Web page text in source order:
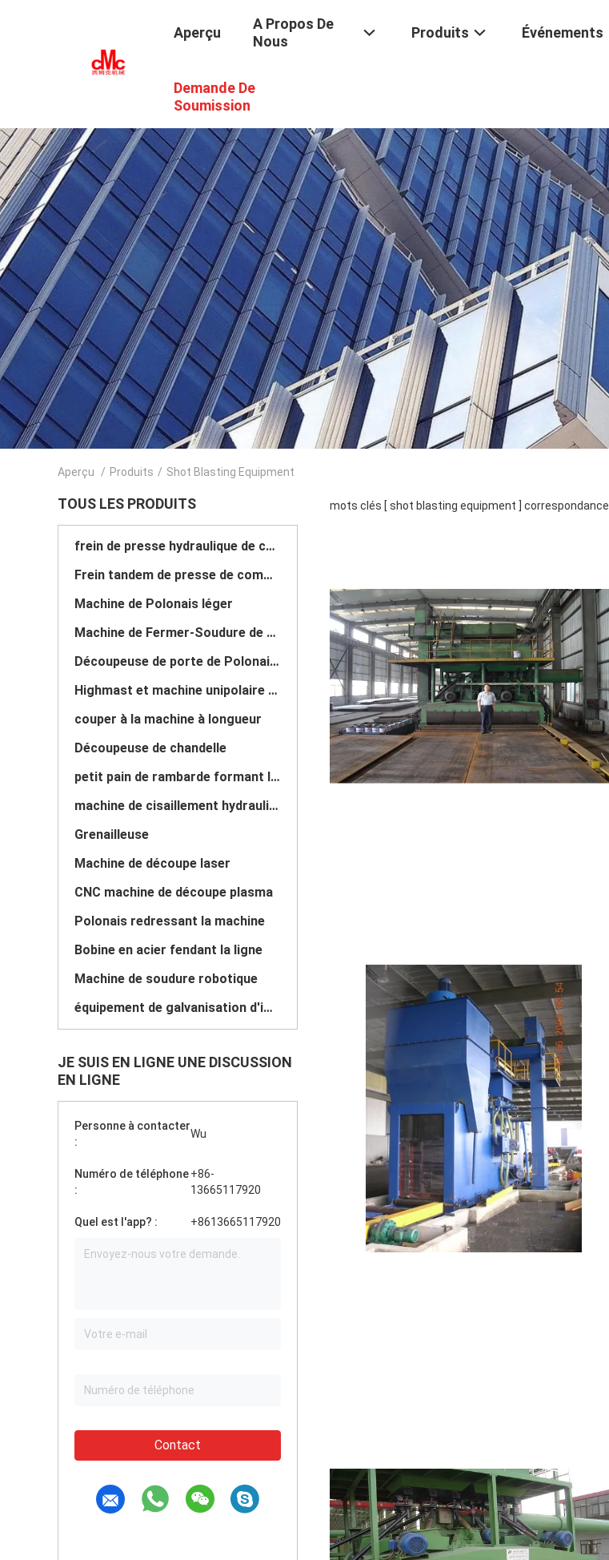
Aperçu
A Propos De
Nous
Produits Événements
Demande De
Soumission
Aperçu / Produits / Shot Blasting Equipment
TOUS LES PRODUITS
frein de presse hydraulique de commande numérique par ordinateur
Frein tandem de presse de commande numérique par ordinateur
Machine de Polonais léger
Machine de Fermer-Soudure de Polonais léger
Découpeuse de porte de Polonais léger
Highmast et machine unipolaire de soudure continue
couper à la machine à longueur
Découpeuse de chandelle
petit pain de rambarde formant la machine
machine de cisaillement hydraulique
Grenailleuse
Machine de découpe laser
CNC machine de découpe plasma
Polonais redressant la machine
Bobine en acier fendant la ligne
Machine de soudure robotique
équipement de galvanisation d'immersion chaude
JE SUIS EN LIGNE UNE DISCUSSION
EN LIGNE
Personne à contacter
:
Wu
Numéro de téléphone
:
+86-
13665117920
Quel est l'app? : +8613665117920
Contact
mots clés [ shot blasting equipment ] correspondance